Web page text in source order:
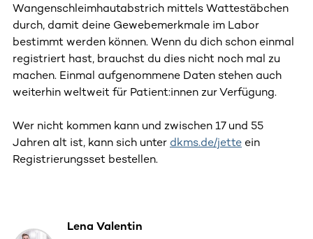
Wangenschleimhautabstrich mittels Wattestäbchen
durch, damit deine Gewebemerkmale im Labor
bestimmt werden können. Wenn du dich schon einmal
registriert hast, brauchst du dies nicht noch mal zu
machen. Einmal aufgenommene Daten stehen auch
weiterhin weltweit für Patient:innen zur Verfügung.
Wer nicht kommen kann und zwischen 17 und 55
Jahren alt ist, kann sich unter dkms.de/jette ein
Registrierungsset bestellen.
Lena Valentin